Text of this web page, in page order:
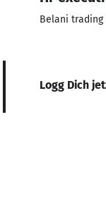
Belani trading
Logg Dich